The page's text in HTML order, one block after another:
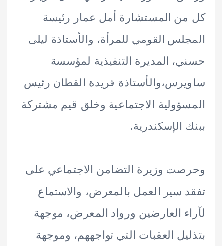
المستشارة أمل عمار رئيسة
القومي للمرأة، والأستاذة ليلى
المديرة التنفيذية لمؤسسة
فريدة القطان رئيس
الاجتماعية وخلق قيم مشتركة
الإسكندرية.
وزيرة التضامن الاجتماعي على
سير العمل بالمعرض، والاستماع
العارضين ورواد المعرض، موجهة
العقبات التي تواجههم، وموجهة